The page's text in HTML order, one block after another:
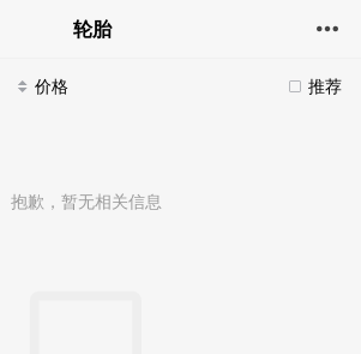
轮胎
推荐
价格
抱歉，暂无相关信息